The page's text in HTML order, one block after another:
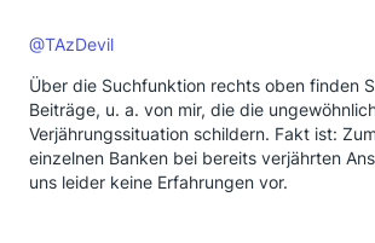
@TAzDevil
Über die Suchfunktion rechts oben finden
Beiträge, u. a. von mir, die die
Verjährungssituation schildern. Fakt ist:
einzelnen Banken bei bereits verjährten
uns leider keine Erfahrungen vor.